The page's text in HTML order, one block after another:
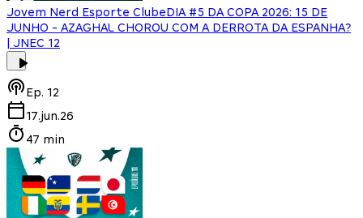
Jovem Nerd Esporte ClubeDIA #5 DA COPA 2026: 15 DE
JUNHO - AZAGHAL CHOROU COM A DERROTA DA ESPANHA?
| JNEC 12
Ep. 12
17.jun.26
47 min